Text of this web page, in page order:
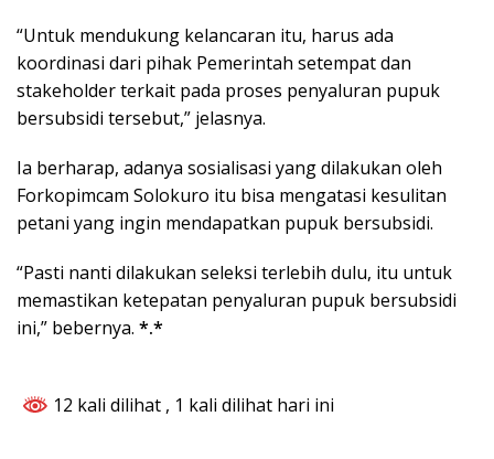
“Untuk mendukung kelancaran itu, harus ada
koordinasi dari pihak Pemerintah setempat dan
stakeholder terkait pada proses penyaluran pupuk
bersubsidi tersebut,” jelasnya.
Ia berharap, adanya sosialisasi yang dilakukan oleh
Forkopimcam Solokuro itu bisa mengatasi kesulitan
petani yang ingin mendapatkan pupuk bersubsidi.
“Pasti nanti dilakukan seleksi terlebih dulu, itu untuk
memastikan ketepatan penyaluran pupuk bersubsidi
ini,” bebernya. *.*
12 kali dilihat , 1 kali dilihat hari ini